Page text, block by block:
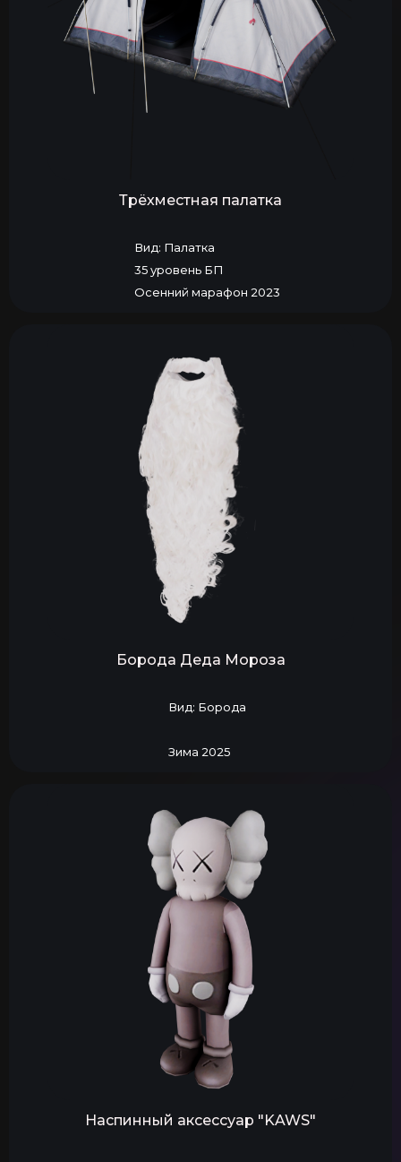
Трёхместная палатка
Вид: Палатка
35 уровень БП
Осенний марафон 2023
Борода Деда Мороза
Вид: Борода
Зима 2025
Наспинный аксессуар "KAWS"